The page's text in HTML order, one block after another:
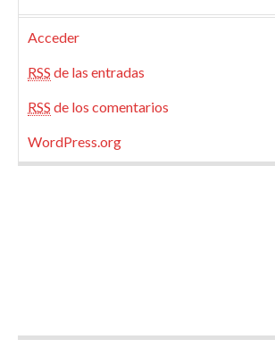
Acceder
RSS de las entradas
RSS de los comentarios
WordPress.org